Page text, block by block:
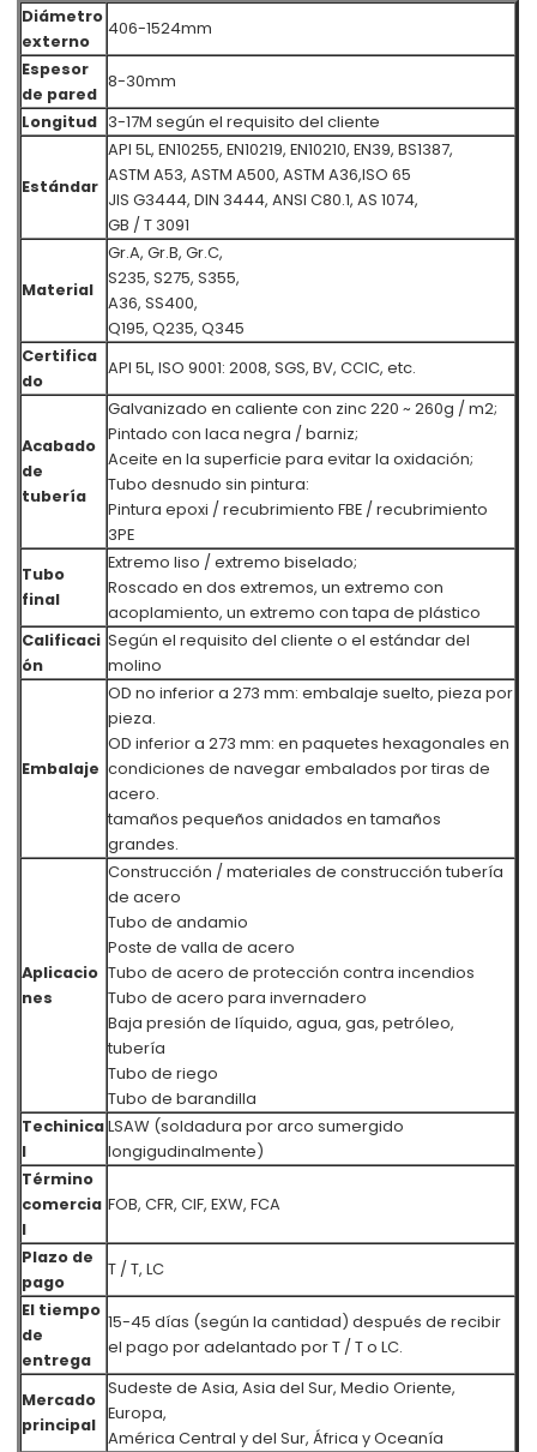
Diámetro
externo
406-1524mm
Espesor
de pared
8-30mm
Longitud 3-17M según el requisito del cliente
Estándar
API 5L, EN10255, EN10219, EN10210, EN39, BS1387,
ASTM A53, ASTM A500, ASTM A36,ISO 65
JIS G3444, DIN 3444, ANSI C80.1, AS 1074,
GB / T 3091
Material
Gr.A, Gr.B, Gr.C,
S235, S275, S355,
A36, SS400,
Q195, Q235, Q345
Certifica
do
API 5L, ISO 9001: 2008, SGS, BV, CCIC, etc.
Acabado
de
tubería
Galvanizado en caliente con zinc 220 ~ 260g / m2;
Pintado con laca negra / barniz;
Aceite en la superficie para evitar la oxidación;
Tubo desnudo sin pintura:
Pintura epoxi / recubrimiento FBE / recubrimiento
3PE
Tubo
final
Extremo liso / extremo biselado;
Roscado en dos extremos, un extremo con
acoplamiento, un extremo con tapa de plástico
Calificaci
ón
Según el requisito del cliente o el estándar del
molino
Embalaje
OD no inferior a 273 mm: embalaje suelto, pieza por
pieza.
OD inferior a 273 mm: en paquetes hexagonales en
condiciones de navegar embalados por tiras de
acero.
tamaños pequeños anidados en tamaños
grandes.
Aplicacio
nes
Construcción / materiales de construcción tubería
de acero
Tubo de andamio
Poste de valla de acero
Tubo de acero de protección contra incendios
Tubo de acero para invernadero
Baja presión de líquido, agua, gas, petróleo,
tubería
Tubo de riego
Tubo de barandilla
Techinica
l
LSAW (soldadura por arco sumergido
longigudinalmente)
Término
comercia
l
FOB, CFR, CIF, EXW, FCA
Plazo de
pago
T / T, LC
El tiempo
de
entrega
15-45 días (según la cantidad) después de recibir
el pago por adelantado por T / T o LC.
Mercado
principal
Sudeste de Asia, Asia del Sur, Medio Oriente,
Europa,
América Central y del Sur, África y Oceanía